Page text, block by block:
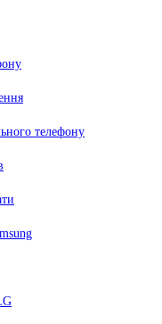
телефону